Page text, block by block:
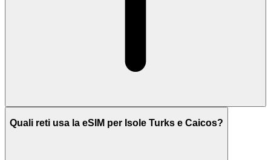
Quali reti usa la eSIM per Isole Turks e Caicos?